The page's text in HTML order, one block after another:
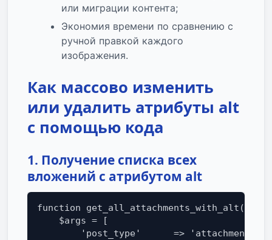
или миграции контента;
Экономия времени по сравнению с
ручной правкой каждого
изображения.
Как массово изменить
или удалить атрибуты alt
с помощью кода
1. Получение списка всех
вложений с атрибутом alt
function get_all_attachments_with_alt() {
    $args = [
        'post_type'      => 'attachment',